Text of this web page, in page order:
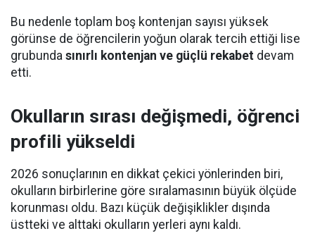
Bu nedenle toplam boş kontenjan sayısı yüksek
görünse de öğrencilerin yoğun olarak tercih ettiği lise
grubunda sınırlı kontenjan ve güçlü rekabet devam
etti.
Okulların sırası değişmedi, öğrenci
profili yükseldi
2026 sonuçlarının en dikkat çekici yönlerinden biri,
okulların birbirlerine göre sıralamasının büyük ölçüde
korunması oldu. Bazı küçük değişiklikler dışında
üstteki ve alttaki okulların yerleri aynı kaldı.